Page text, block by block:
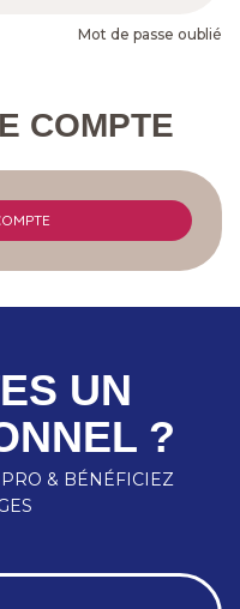
Mot de passe oublié
COMPTE
UN
?
& BÉNÉFICIEZ